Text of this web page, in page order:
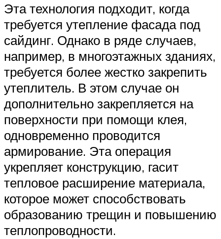
Эта технология подходит, когда
требуется утепление фасада под
сайдинг. Однако в ряде случаев,
например, в многоэтажных зданиях,
требуется более жестко закрепить
утеплитель. В этом случае он
дополнительно закрепляется на
поверхности при помощи клея,
одновременно проводится
армирование. Эта операция
укрепляет конструкцию, гасит
тепловое расширение материала,
которое может способствовать
образованию трещин и повышению
теплопроводности.